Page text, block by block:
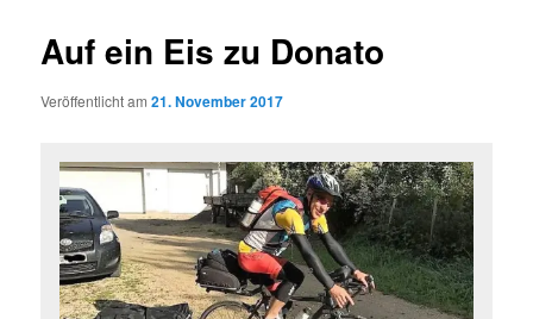
Auf ein Eis zu Donato
Veröffentlicht am21. November 2017